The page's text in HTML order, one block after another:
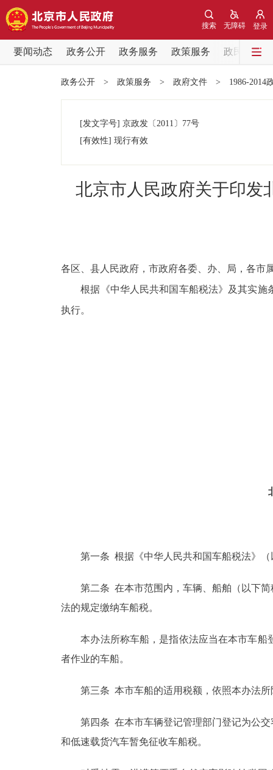
登录
无障碍
搜索
要闻动态 政务公开 政务服务 政策服务
政民互动
党中央精神
政策兑现
绿色北京
ENGLISH
DEUTSCH
政务公开 > 政策服务 > 政府文件 > 1986-2014
[发文字号] 京政发 〔2011〕 77号
[有效性] 现行有效
北京市人民政府关于印发
各区、县人民政府，市政府各委、办、局，各市
根据《中华人民共和国车船税法》及其实施
执行。
第一条 根据《中华人民共和国车船税法》（
第二条 在本市范围内，车辆、船舶（以下简
法的规定缴纳车船税。
本办法所称车船，是指依法应当在本市车船
者作业的车船。
第三条 本市车船的适用税额，依照本办法所
第四条 在本市车辆登记管理部门登记为公交
和低速载货汽车暂免征收车船税。